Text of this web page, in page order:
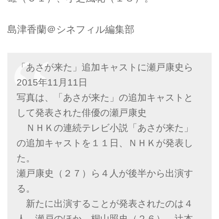
島津香蘭＠シネフィル編集部
「あさが来た」追加キャストに瀬戸康史ら
2015年11月11日
写真は、「あさが来た」の追加キャストと
して発表された俳優の瀬戸康史
ＮＨＫの連続テレビ小説「あさが来た」
の追加キャストを１１日、ＮＨＫが発表し
た。
瀬戸康史（２７）ら４人が後半から出演す
る。
新たに出演することが発表されたのは４